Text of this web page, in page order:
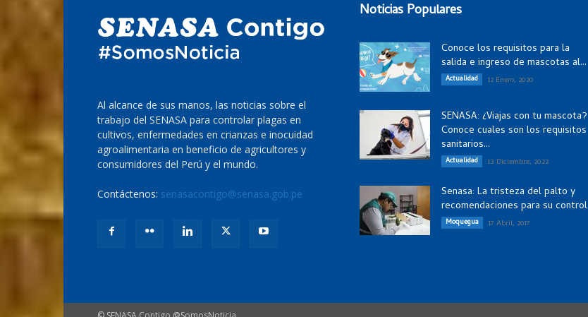
Al alcance de sus manos, las noticias sobre el
trabajo del SENASA para controlar plagas en
cultivos, enfermedades en crianzas e inocuidad
agroalimentaria en beneficio de agricultores y
consumidores del Perú y el mundo.
Contáctenos: senasacontigo@senasa.gob.pe
Noticias Populares
Conoce los requisitos para la
salida e ingreso de mascotas al...
Actualidad 12 Enero, 2020
SENASA: ¿Viajas con tu mascota?
Conoce cuales son los requisitos
sanitarios...
Actualidad 13 Diciembre, 2022
Senasa: La tristeza del palto y
recomendaciones para su control
Moquegua 17 Abril, 2017